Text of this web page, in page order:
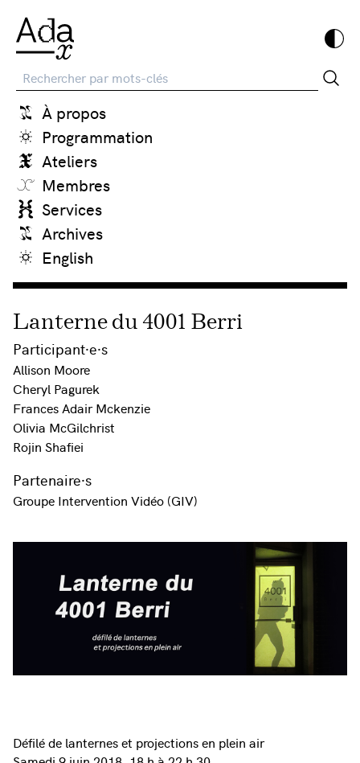
Recherche
À propos
Programmation
Ateliers
Membres
Services
Archives
English
Lanterne du 4001 Berri
Participant·e·s
Allison Moore
Cheryl Pagurek
Frances Adair Mckenzie
Olivia McGilchrist
Rojin Shafiei
Partenaire·s
Groupe Intervention Vidéo (GIV)
Défilé de lanternes et projections en plein air